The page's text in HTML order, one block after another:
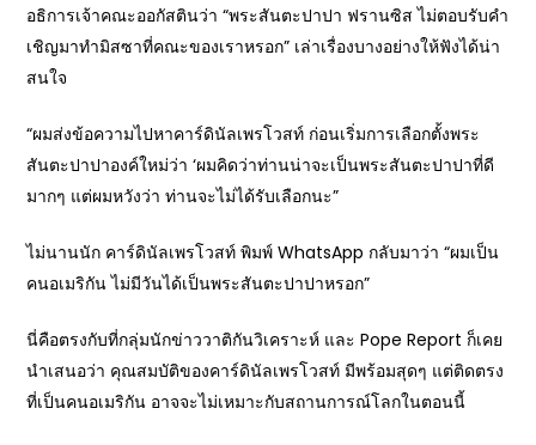
อธิการเจ้าคณะออกัสตินว่า “พระสันตะปาปา ฟรานซิส ไม่ตอบรับคำ
เชิญมาทำมิสซาที่คณะของเราหรอก” เล่าเรื่องบางอย่างให้ฟังได้น่า
สนใจ
“ผมส่งข้อความไปหาคาร์ดินัลเพรโวสท์ ก่อนเริ่มการเลือกตั้งพระ
สันตะปาปาองค์ใหม่ว่า ‘ผมคิดว่าท่านน่าจะเป็นพระสันตะปาปาที่ดี
มากๆ แต่ผมหวังว่า ท่านจะไม่ได้รับเลือกนะ”
ไม่นานนัก คาร์ดินัลเพรโวสท์ พิมพ์ WhatsApp กลับมาว่า “ผมเป็น
คนอเมริกัน ไม่มีวันได้เป็นพระสันตะปาปาหรอก”
นี่คือตรงกับที่กลุ่มนักข่าววาติกันวิเคราะห์ และ Pope Report ก็เคย
นำเสนอว่า คุณสมบัติของคาร์ดินัลเพรโวสท์ มีพร้อมสุดๆ แต่ติดตรง
ที่เป็นคนอเมริกัน อาจจะไม่เหมาะกับสถานการณ์โลกในตอนนี้